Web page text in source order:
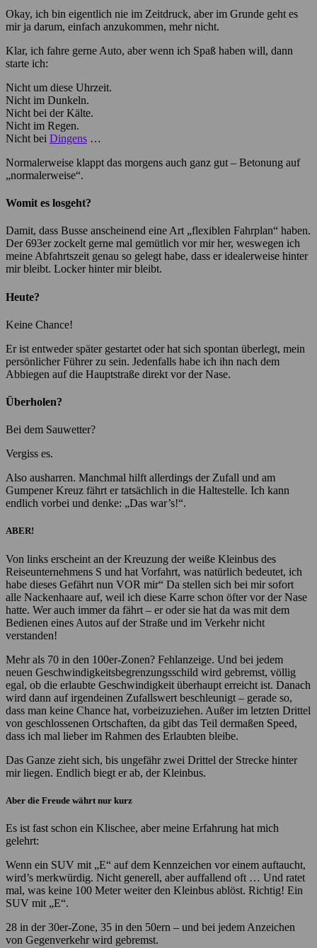
Okay, ich bin eigentlich nie im Zeitdruck, aber im Grunde geht es
mir ja darum, einfach anzukommen, mehr nicht.
Klar, ich fahre gerne Auto, aber wenn ich Spaß haben will, dann
starte ich:
Nicht um diese Uhrzeit.
Nicht im Dunkeln.
Nicht bei der Kälte.
Nicht im Regen.
Nicht bei Dingens …
Normalerweise klappt das morgens auch ganz gut – Betonung auf
„normalerweise“.
Womit es losgeht?
Damit, dass Busse anscheinend eine Art „flexiblen Fahrplan“ haben.
Der 693er zockelt gerne mal gemütlich vor mir her, weswegen ich
meine Abfahrtszeit genau so gelegt habe, dass er idealerweise hinter
mir bleibt. Locker hinter mir bleibt.
Heute?
Keine Chance!
Er ist entweder später gestartet oder hat sich spontan überlegt, mein
persönlicher Führer zu sein. Jedenfalls habe ich ihn nach dem
Abbiegen auf die Hauptstraße direkt vor der Nase.
Überholen?
Bei dem Sauwetter?
Vergiss es.
Also ausharren. Manchmal hilft allerdings der Zufall und am
Gumpener Kreuz fährt er tatsächlich in die Haltestelle. Ich kann
endlich vorbei und denke: „Das war’s!“.
ABER!
Von links erscheint an der Kreuzung der weiße Kleinbus des
Reiseunternehmens S und hat Vorfahrt, was natürlich bedeutet, ich
habe dieses Gefährt nun VOR mir“ Da stellen sich bei mir sofort
alle Nackenhaare auf, weil ich diese Karre schon öfter vor der Nase
hatte. Wer auch immer da fährt – er oder sie hat da was mit dem
Bedienen eines Autos auf der Straße und im Verkehr nicht
verstanden!
Mehr als 70 in den 100er-Zonen? Fehlanzeige. Und bei jedem
neuen Geschwindigkeitsbegrenzungsschild wird gebremst, völlig
egal, ob die erlaubte Geschwindigkeit überhaupt erreicht ist. Danach
wird dann auf irgendeinen Zufallswert beschleunigt – gerade so,
dass man keine Chance hat, vorbeizuziehen. Außer im letzten Drittel
von geschlossenen Ortschaften, da gibt das Teil dermaßen Speed,
dass ich mal lieber im Rahmen des Erlaubten bleibe.
Das Ganze zieht sich, bis ungefähr zwei Drittel der Strecke hinter
mir liegen. Endlich biegt er ab, der Kleinbus.
Aber die Freude währt nur kurz
Es ist fast schon ein Klischee, aber meine Erfahrung hat mich
gelehrt:
Wenn ein SUV mit „E“ auf dem Kennzeichen vor einem auftaucht,
wird’s merkwürdig. Nicht generell, aber auffallend oft … Und ratet
mal, was keine 100 Meter weiter den Kleinbus ablöst. Richtig! Ein
SUV mit „E“.
28 in der 30er-Zone, 35 in den 50ern – und bei jedem Anzeichen
von Gegenverkehr wird gebremst.